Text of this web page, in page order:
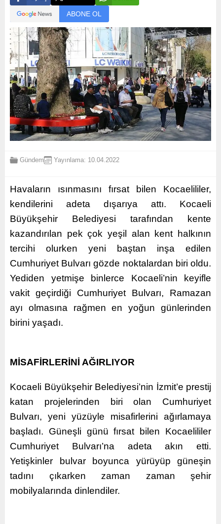
ABONE OL
Gündem Yayınlama: 10.04.2022
Havaların ısınmasını fırsat bilen Kocaelililer,
kendilerini adeta dışarıya attı. Kocaeli
Büyükşehir Belediyesi tarafından kente
kazandırılan pek çok yeşil alan kent halkının
tercihi olurken yeni baştan inşa edilen
Cumhuriyet Bulvarı gözde noktalardan biri oldu.
Yediden yetmişe binlerce Kocaeli’nin keyifle
vakit geçirdiği Cumhuriyet Bulvarı, Ramazan
ayı olmasına rağmen en yoğun günlerinden
birini yaşadı.
MİSAFİRLERİNİ AĞIRLIYOR
Kocaeli Büyükşehir Belediyesi’nin İzmit’e prestij
katan projelerinden biri olan Cumhuriyet
Bulvarı, yeni yüzüyle misafirlerini ağırlamaya
başladı. Güneşli günü fırsat bilen Kocaelililer
Cumhuriyet Bulvarı’na adeta akın etti.
Yetişkinler bulvar boyunca yürüyüp güneşin
tadını çıkarken zaman zaman şehir
mobilyalarında dinlendiler.